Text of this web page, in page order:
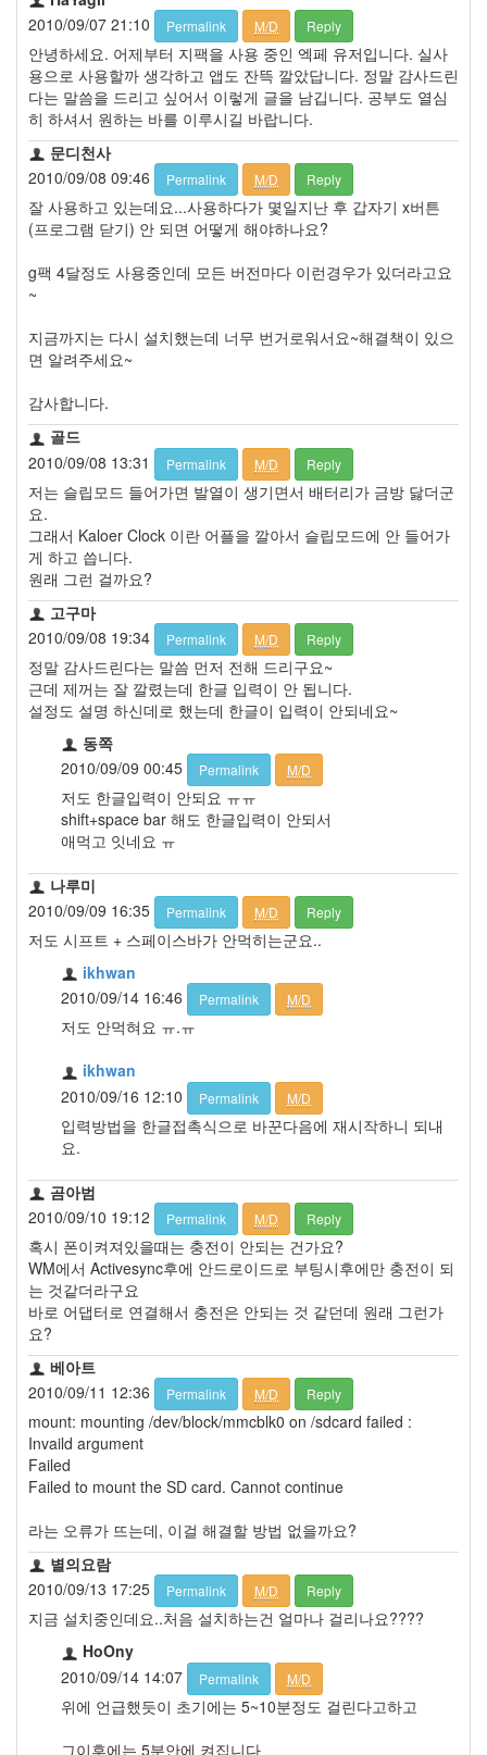
2010/09/07 21:10
Permalink M/D Reply
안녕하세요. 어제부터 지팩을 사용 중인 엑페 유저입니다. 실사
용으로 사용할까 생각하고 앱도 잔뜩 깔았답니다. 정말 감사드린
다는 말씀을 드리고 싶어서 이렇게 글을 남깁니다. 공부도 열심
히 하셔서 원하는 바를 이루시길 바랍니다.
문디천사
2010/09/08 09:46
Permalink M/D Reply
잘 사용하고 있는데요...사용하다가 몇일지난 후 갑자기 x버튼
(프로그램 닫기) 안 되면 어떻게 해야하나요?
g팩 4달정도 사용중인데 모든 버전마다 이런경우가 있더라고요
~
지금까지는 다시 설치했는데 너무 번거로워서요~해결책이 있으
면 알려주세요~
감사합니다.
골드
2010/09/08 13:31
Permalink M/D Reply
저는 슬립모드 들어가면 발열이 생기면서 배터리가 금방 닳더군
요.
그래서 Kaloer Clock 이란 어플을 깔아서 슬립모드에 안 들어가
게 하고 씁니다.
원래 그런 걸까요?
고구마
2010/09/08 19:34
Permalink M/D Reply
정말 감사드린다는 말씀 먼저 전해 드리구요~
근데 제꺼는 잘 깔렸는데 한글 입력이 안 됩니다.
설정도 설명 하신데로 했는데 한글이 입력이 안되네요~
동쪽
2010/09/09 00:45
Permalink M/D
저도 한글입력이 안되요 ㅠㅠ
shift+space bar 해도 한글입력이 안되서
애먹고 잇네요 ㅠ
나루미
2010/09/09 16:35
Permalink M/D Reply
저도 시프트 + 스페이스바가 안먹히는군요..
ikhwan
2010/09/14 16:46
Permalink M/D
저도 안먹혀요 ㅠ.ㅠ
ikhwan
2010/09/16 12:10
Permalink M/D
입력방법을 한글접촉식으로 바꾼다음에 재시작하니 되내
요.
곰아범
2010/09/10 19:12
Permalink M/D Reply
혹시 폰이켜져있을때는 충전이 안되는 건가요?
WM에서 Activesync후에 안드로이드로 부팅시후에만 충전이 되
는 것같더라구요
바로 어댑터로 연결해서 충전은 안되는 것 같던데 원래 그런가
요?
베아트
2010/09/11 12:36
Permalink M/D Reply
mount: mounting /dev/block/mmcblk0 on /sdcard failed :
Invaild argument
Failed
Failed to mount the SD card. Cannot continue
라는 오류가 뜨는데, 이걸 해결할 방법 없을까요?
별의요람
2010/09/13 17:25
Permalink M/D Reply
지금 설치중인데요..처음 설치하는건 얼마나 걸리나요????
HoOny
2010/09/14 14:07
Permalink M/D
위에 언급했듯이 초기에는 5~10분정도 걸린다고하고
그이후에는 5분안에 켜집니다